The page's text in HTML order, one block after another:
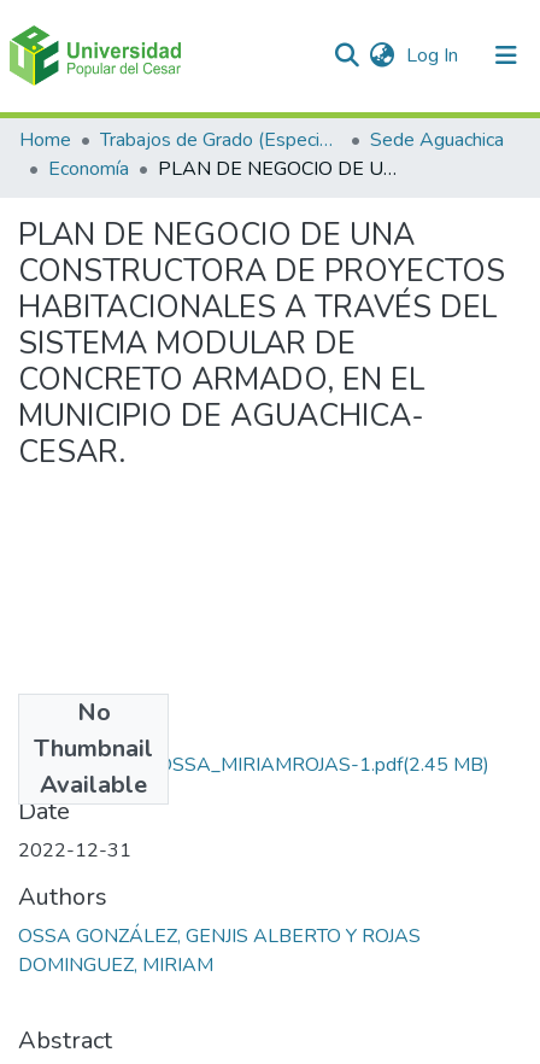
Log In (current)
Communities & Collections
Statistics
Home Trabajos de Grado (Especializaciones y Pregrados)
Sede Aguachica
Economía
PLAN DE NEGOCIO DE UNA CONSTRUCTORA DE PROYECTOS HABITACIONALES A TRAVÉS DEL SISTEMA MODULAR DE CONCRETO ARMADO, EN EL MUNICIPIO DE AGUACHICA- CESAR.
PLAN DE NEGOCIO DE UNA
CONSTRUCTORA DE PROYECTOS
HABITACIONALES A TRAVÉS DEL
SISTEMA MODULAR DE
CONCRETO ARMADO, EN EL
MUNICIPIO DE AGUACHICA-
CESAR.
No
Thumbnail
Available
TESIS_GENJISOSSA_MIRIAMROJAS-1.pdf(2.45 MB)
Date
2022-12-31
Authors
OSSA GONZÁLEZ, GENJIS ALBERTO Y ROJAS
DOMINGUEZ, MIRIAM
Abstract